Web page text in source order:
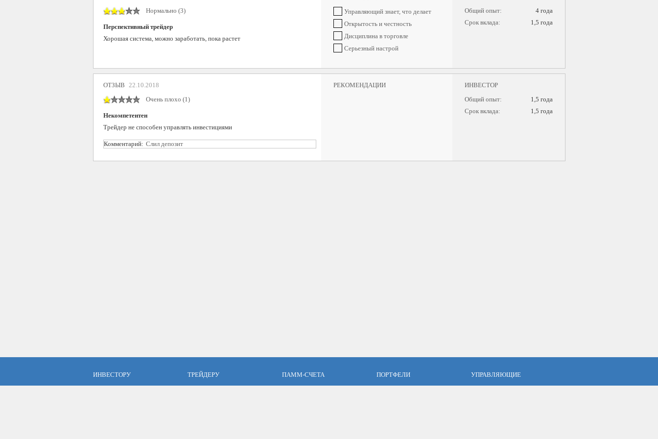
Нормально (3)
Перспективный трейдер
Хорошая система, можно заработать, пока растет
Управляющий знает, что делает
Открытость и честность
Дисциплина в торговле
Серьезный настрой
Общий опыт:
4 года
Срок вклада:
1,5 года
ОТЗЫВ 22.10.2018
Очень плохо (1)
Некомпетентен
Трейдер не способен управлять инвестициями
Комментарий: Слил депозит
РЕКОМЕНДАЦИИ
ИНВЕСТОР
Общий опыт:
1,5 года
Срок вклада:
1,5 года
ИНВЕСТОРУ
ТРЕЙДЕРУ
ПАММ-СЧЕТА
ПОРТФЕЛИ
УПРАВЛЯЮЩИЕ